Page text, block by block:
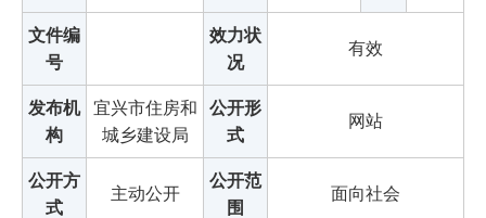
文件编
号
效力状
况
有效
发布机
构
宜兴市住房和
城乡建设局
公开形
式
网站
公开方
式
主动公开
公开范
围
面向社会